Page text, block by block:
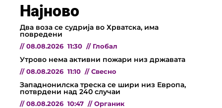
Најново
Два воза се судрија во Хрватска, има
повредени
// 08.08.2026 11:30 // Глобал
Утрово нема активни пожари низ државата
// 08.08.2026 11:10 // Свесно
Западнонилска треска се шири низ Европа,
потврдени над 240 случаи
// 08.08.2026 10:47 // Органик